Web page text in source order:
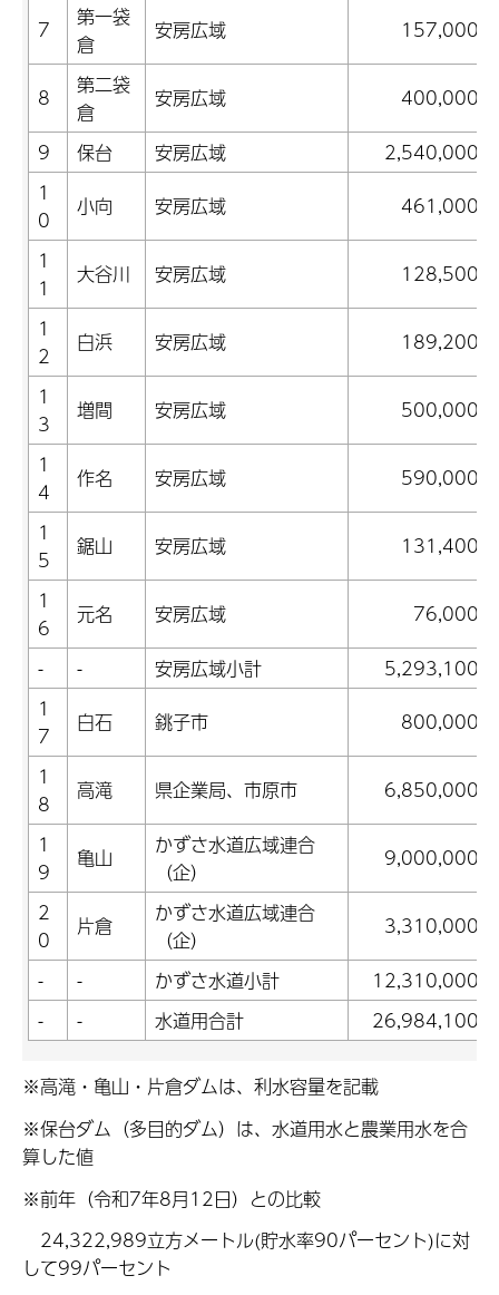
7
第一袋
倉
安房広域 157,000
8
第二袋
倉
安房広域
400,000
9
保台 安房広域
2,540,000
1
0
小向 安房広域
461,000
1
1
大谷川 安房広域
128,500
1
2
白浜 安房広域
189,200
1
3
増間 安房広域
500,000
1
4
作名 安房広域
590,000
1
5
鋸山 安房広域
131,400
1
6
元名 安房広域
76,000
-
- 安房広域小計
5,293,100
1
7
白石 銚子市
800,000
1
8
高滝 県企業局、市原市
6,850,000
1
9
亀山
かずさ水道広域連合
（企）
9,000,000
2
0
片倉
かずさ水道広域連合
（企）
3,310,000
-
- かずさ水道小計
12,310,000
-
- 水道用合計 26,984,100
※高滝・亀山・片倉ダムは、利水容量を記載
※保台ダム（多目的ダム）は、水道用水と農業用水を合
算した値
※前年（令和7年8月12日）との比較
24,322,989立方メートル(貯水率90パーセント)に対
して99パーセント